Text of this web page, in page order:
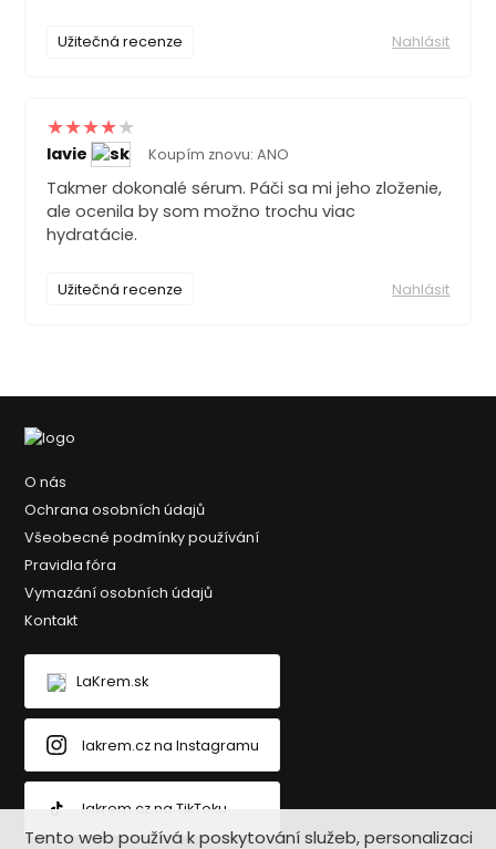
Užitečná recenze Nahlásit
lavie Koupím znovu: ANO
Takmer dokonalé sérum. Páči sa mi jeho zloženie,
ale ocenila by som možno trochu viac
hydratácie.
Užitečná recenze Nahlásit
O nás
Ochrana osobních údajů
Všeobecné podmínky používání
Pravidla fóra
Vymazání osobních údajů
Kontakt
LaKrem.sk
lakrem.cz na Instagramu
lakrem.cz na TikToku
Tento web používá k poskytování služeb, personalizaci